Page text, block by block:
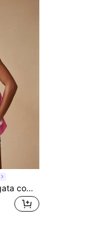
MISSGUIDED Blusa regata com barra balonê, camadas de babados e alças finas, perfeita para um look casual de verão.